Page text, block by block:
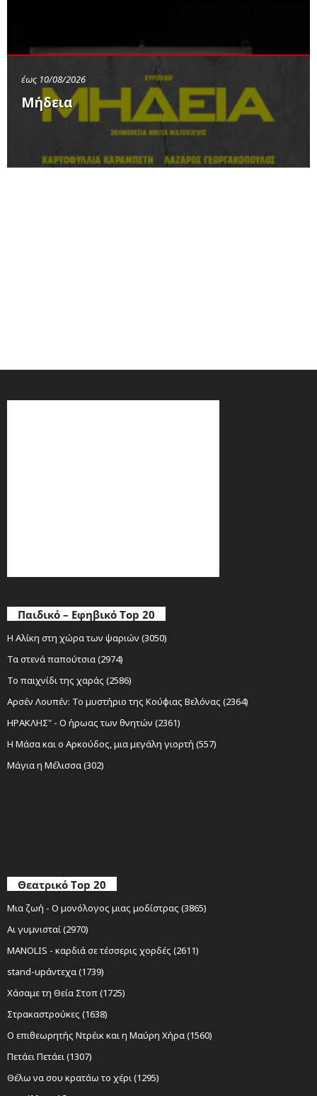
έως 10/08/2026
Μήδεια
Παιδικό – Εφηβικό Top 20
Η Αλίκη στη χώρα των ψαριών (3050)
Τα στενά παπούτσια (2974)
Το παιχνίδι της χαράς (2586)
Αρσέν Λουπέν: Το μυστήριο της Κούφιας Βελόνας (2364)
ΗΡΑΚΛΗΣ" - Ο ήρωας των θνητών (2361)
Η Μάσα και ο Αρκούδος, μια μεγάλη γιορτή (557)
Μάγια η Μέλισσα (302)
Θεατρικό Top 20
Μια ζωή - Ο μονόλογος μιας μοδίστρας (3865)
Αι γυμνισταί (2970)
MANOLIS - καρδιά σε τέσσερις χορδές (2611)
stand-upάντεχα (1739)
Χάσαμε τη Θεία Στοπ (1725)
Στρακαστρούκες (1638)
Ο επιθεωρητής Ντρέικ και η Μαύρη Χήρα (1560)
Πετάει Πετάει (1307)
Θέλω να σου κρατάω το χέρι (1295)